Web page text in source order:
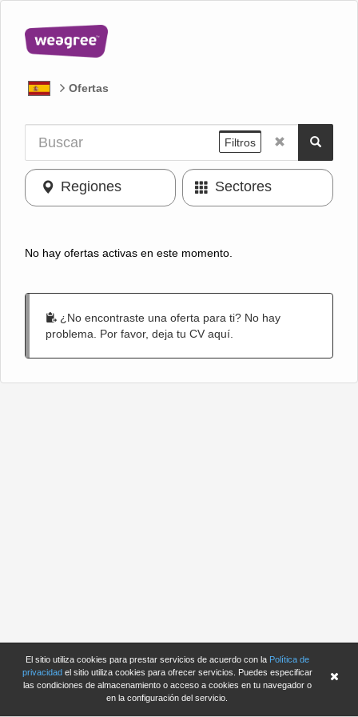
El sitio utiliza cookies para prestar servicios de acuerdo con la Política de
privacidadel sitio utiliza cookies para ofrecer servicios. Puedes especificar
las condiciones de almacenamiento o acceso a cookies en tu navegador o
en la configuración del servicio.
Ofertas
Regiones Sectores
Filtros
No hay ofertas activas en este momento.
¿No encontraste una oferta para ti? No hay
problema. Por favor, deja tu CV aquí.